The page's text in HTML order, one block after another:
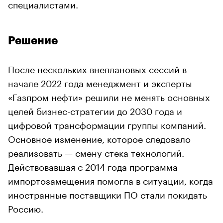
специалистами.
Решение
После нескольких внеплановых сессий в
начале 2022 года менеджмент и эксперты
«Газпром нефти» решили не менять основных
целей бизнес-стратегии до 2030 года и
цифровой трансформации группы компаний.
Основное изменение, которое следовало
реализовать — смену стека технологий.
Действовавшая с 2014 года программа
импортозамещения помогла в ситуации, когда
иностранные поставщики ПО стали покидать
Россию.